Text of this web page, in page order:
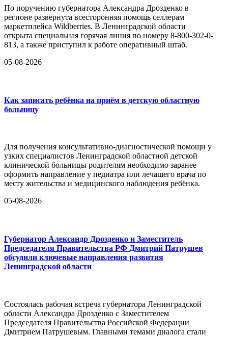
По поручению губернатора Александра Дрозденко в
регионе развернута всесторонняя помощь селлерам
маркетплейса Wildberries. В Ленинградской области
открыта специальная горячая линия по номеру 8-800-302-0-
813, а также приступил к работе оперативный штаб.
05-08-2026
Как записать ребёнка на приём в детскую областную
больницу
Для получения консультативно-диагностической помощи у
узких специалистов Ленинградской областной детской
клинической больницы родителям необходимо заранее
оформить направление у педиатра или лечащего врача по
месту жительства и медицинского наблюдения ребёнка.
05-08-2026
Губернатор Александр Дрозденко и Заместитель
Председателя Правительства РФ Дмитрий Патрушев
обсудили ключевые направления развития
Ленинградской области
Состоялась рабочая встреча губернатора Ленинградской
области Александра Дрозденко с Заместителем
Председателя Правительства Российской Федерации
Дмитрием Патрушевым. Главными темами диалога стали